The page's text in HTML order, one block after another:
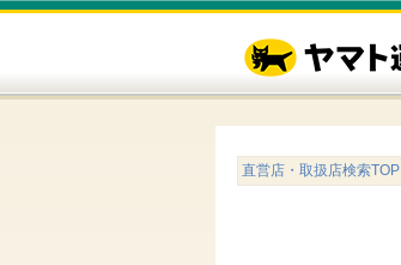
直営店・取扱店検索TOP